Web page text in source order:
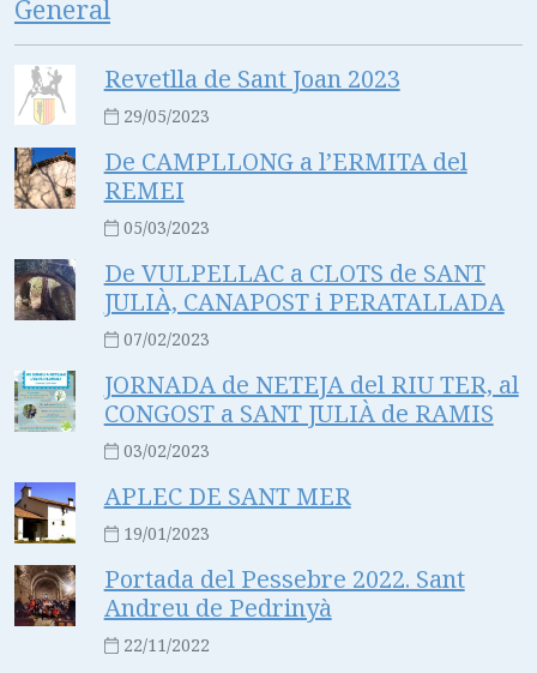
General
Revetlla de Sant Joan 2023
29/05/2023
De CAMPLLONG a l’ERMITA del
REMEI
05/03/2023
De VULPELLAC a CLOTS de SANT
JULIÀ, CANAPOST i PERATALLADA
07/02/2023
JORNADA de NETEJA del RIU TER, al
CONGOST a SANT JULIÀ de RAMIS
03/02/2023
APLEC DE SANT MER
19/01/2023
Portada del Pessebre 2022. Sant
Andreu de Pedrinyà
22/11/2022